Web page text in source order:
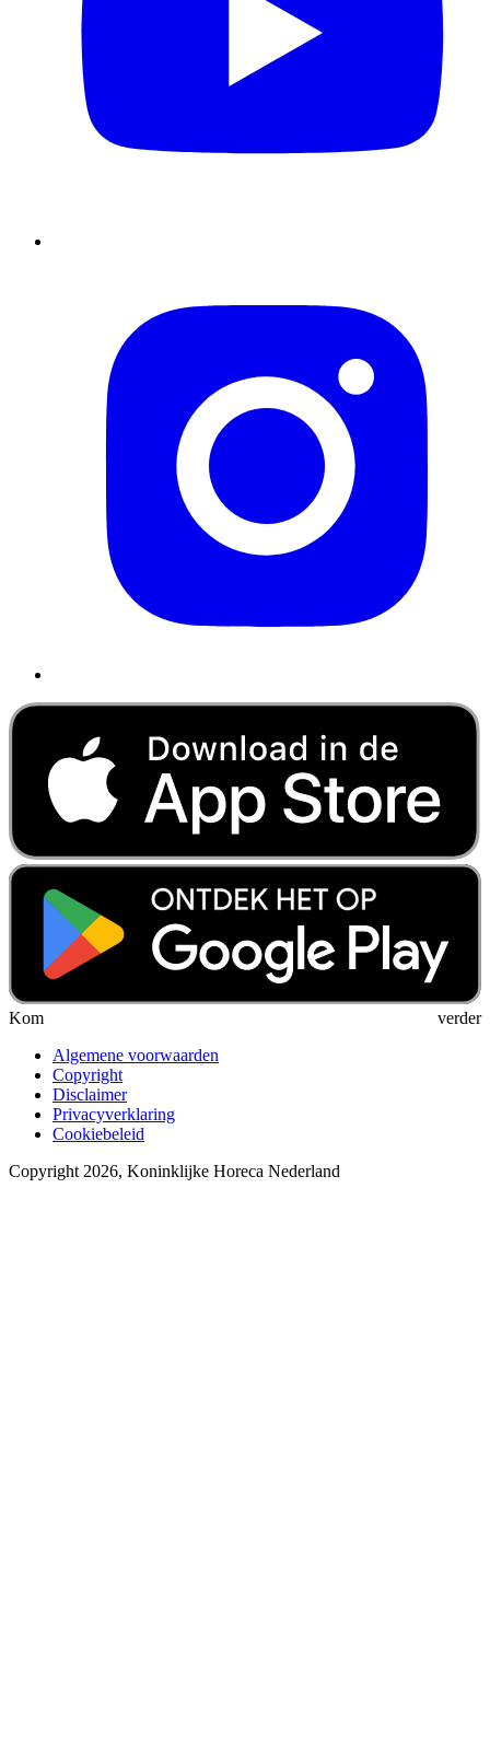
Kom verder
Algemene voorwaarden
Copyright
Disclaimer
Privacyverklaring
Cookiebeleid
Copyright 2026, Koninklijke Horeca Nederland